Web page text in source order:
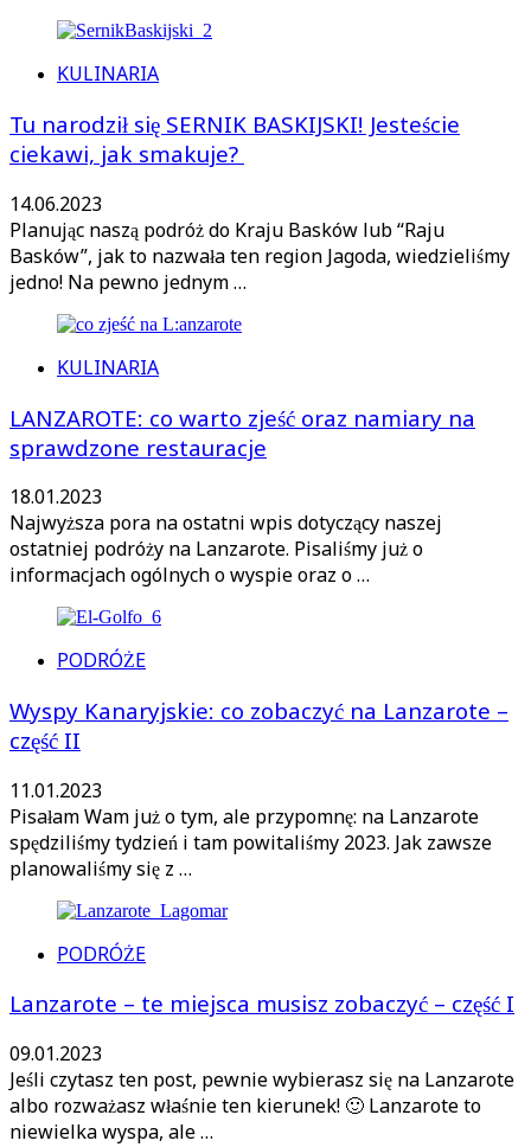
KULINARIA
Tu narodził się SERNIK BASKIJSKI! Jesteście
ciekawi, jak smakuje?
14.06.2023
Planując naszą podróż do Kraju Basków lub “Raju
Basków”, jak to nazwała ten region Jagoda, wiedzieliśmy
jedno! Na pewno jednym …
KULINARIA
LANZAROTE: co warto zjeść oraz namiary na
sprawdzone restauracje
18.01.2023
Najwyższa pora na ostatni wpis dotyczący naszej
ostatniej podróży na Lanzarote. Pisaliśmy już o
informacjach ogólnych o wyspie oraz o …
PODRÓŻE
Wyspy Kanaryjskie: co zobaczyć na Lanzarote –
część II
11.01.2023
Pisałam Wam już o tym, ale przypomnę: na Lanzarote
spędziliśmy tydzień i tam powitaliśmy 2023. Jak zawsze
planowaliśmy się z …
PODRÓŻE
Lanzarote – te miejsca musisz zobaczyć – część I
09.01.2023
Jeśli czytasz ten post, pewnie wybierasz się na Lanzarote
albo rozważasz właśnie ten kierunek! 🙂 Lanzarote to
niewielka wyspa, ale …